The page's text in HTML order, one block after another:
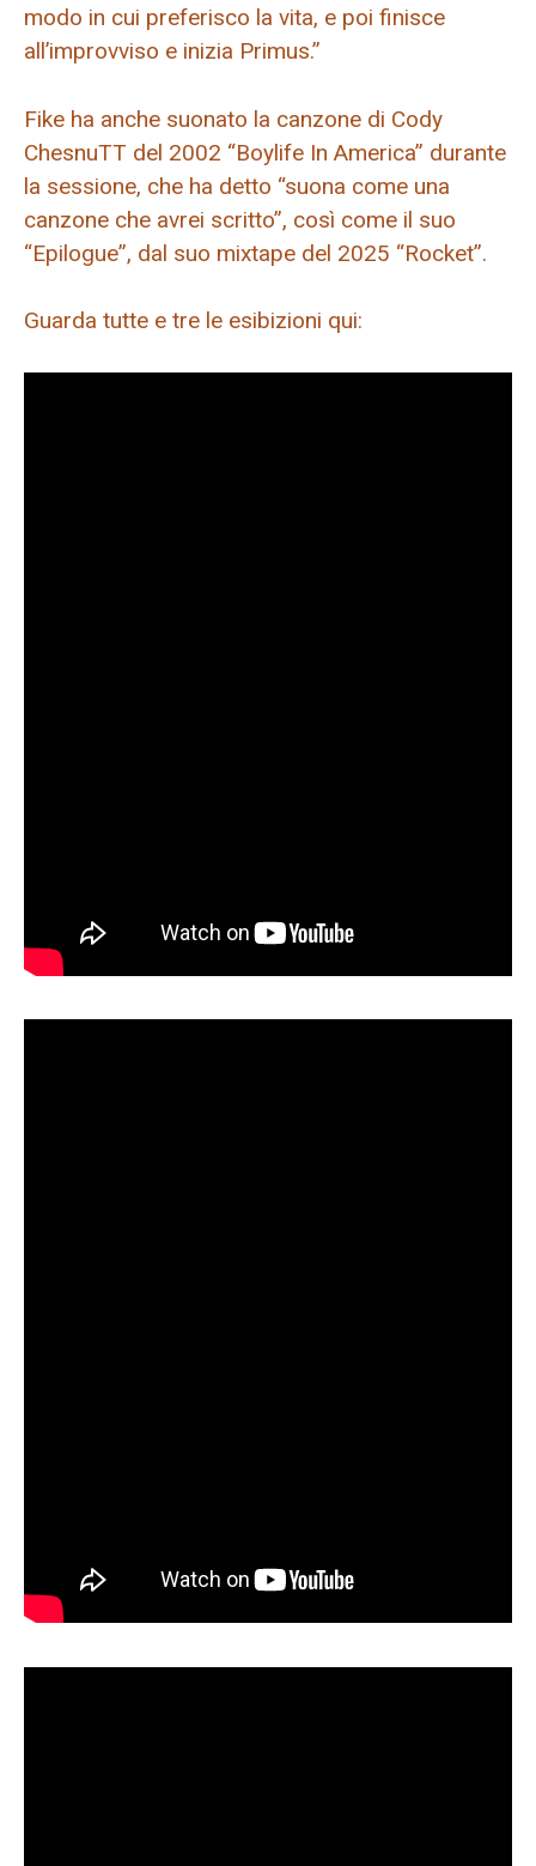
modo in cui preferisco la vita, e poi finisce
all’improvviso e inizia Primus.”
Fike ha anche suonato la canzone di Cody
ChesnuTT del 2002 “Boylife In America” ​​durante
la sessione, che ha detto “suona come una
canzone che avrei scritto”, così come il suo
“Epilogue”, dal suo mixtape del 2025 “Rocket”.
Guarda tutte e tre le esibizioni qui: